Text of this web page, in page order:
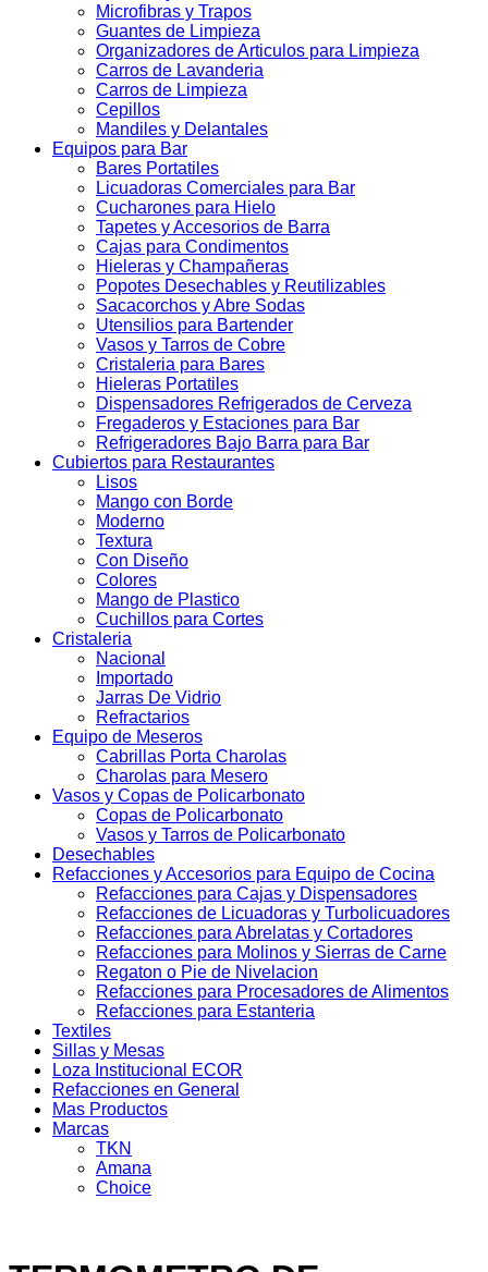
Microfibras y Trapos
Guantes de Limpieza
Organizadores de Articulos para Limpieza
Carros de Lavanderia
Carros de Limpieza
Cepillos
Mandiles y Delantales
Equipos para Bar
Bares Portatiles
Licuadoras Comerciales para Bar
Cucharones para Hielo
Tapetes y Accesorios de Barra
Cajas para Condimentos
Hieleras y Champañeras
Popotes Desechables y Reutilizables
Sacacorchos y Abre Sodas
Utensilios para Bartender
Vasos y Tarros de Cobre
Cristaleria para Bares
Hieleras Portatiles
Dispensadores Refrigerados de Cerveza
Fregaderos y Estaciones para Bar
Refrigeradores Bajo Barra para Bar
Cubiertos para Restaurantes
Lisos
Mango con Borde
Moderno
Textura
Con Diseño
Colores
Mango de Plastico
Cuchillos para Cortes
Cristaleria
Nacional
Importado
Jarras De Vidrio
Refractarios
Equipo de Meseros
Cabrillas Porta Charolas
Charolas para Mesero
Vasos y Copas de Policarbonato
Copas de Policarbonato
Vasos y Tarros de Policarbonato
Desechables
Refacciones y Accesorios para Equipo de Cocina
Refacciones para Cajas y Dispensadores
Refacciones de Licuadoras y Turbolicuadores
Refacciones para Abrelatas y Cortadores
Refacciones para Molinos y Sierras de Carne
Regaton o Pie de Nivelacion
Refacciones para Procesadores de Alimentos
Refacciones para Estanteria
Textiles
Sillas y Mesas
Loza Institucional ECOR
Refacciones en General
Mas Productos
Marcas
TKN
Amana
Choice